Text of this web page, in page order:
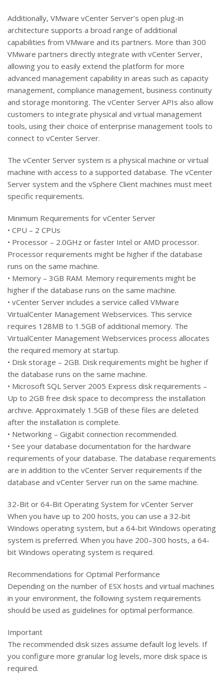
Additionally, VMware vCenter Server’s open plug-in
architecture supports a broad range of additional
capabilities from VMware and its partners. More than 300
VMware partners directly integrate with vCenter Server,
allowing you to easily extend the platform for more
advanced management capability in areas such as capacity
management, compliance management, business continuity
and storage monitoring. The vCenter Server APIs also allow
customers to integrate physical and virtual management
tools, using their choice of enterprise management tools to
connect to vCenter Server.
The vCenter Server system is a physical machine or virtual
machine with access to a supported database. The vCenter
Server system and the vSphere Client machines must meet
specific requirements.
Minimum Requirements for vCenter Server
• CPU – 2 CPUs
• Processor – 2.0GHz or faster Intel or AMD processor.
Processor requirements might be higher if the database
runs on the same machine.
• Memory – 3GB RAM. Memory requirements might be
higher if the database runs on the same machine.
• vCenter Server includes a service called VMware
VirtualCenter Management Webservices. This service
requires 128MB to 1.5GB of additional memory. The
VirtualCenter Management Webservices process allocates
the required memory at startup.
• Disk storage – 2GB. Disk requirements might be higher if
the database runs on the same machine.
• Microsoft SQL Server 2005 Express disk requirements –
Up to 2GB free disk space to decompress the installation
archive. Approximately 1.5GB of these files are deleted
after the installation is complete.
• Networking – Gigabit connection recommended.
• See your database documentation for the hardware
requirements of your database. The database requirements
are in addition to the vCenter Server requirements if the
database and vCenter Server run on the same machine.
32-Bit or 64-Bit Operating System for vCenter Server
When you have up to 200 hosts, you can use a 32-bit
Windows operating system, but a 64-bit Windows operating
system is preferred. When you have 200–300 hosts, a 64-
bit Windows operating system is required.
Recommendations for Optimal Performance
Depending on the number of ESX hosts and virtual machines
in your environment, the following system requirements
should be used as guidelines for optimal performance.
Important
The recommended disk sizes assume default log levels. If
you configure more granular log levels, more disk space is
required.